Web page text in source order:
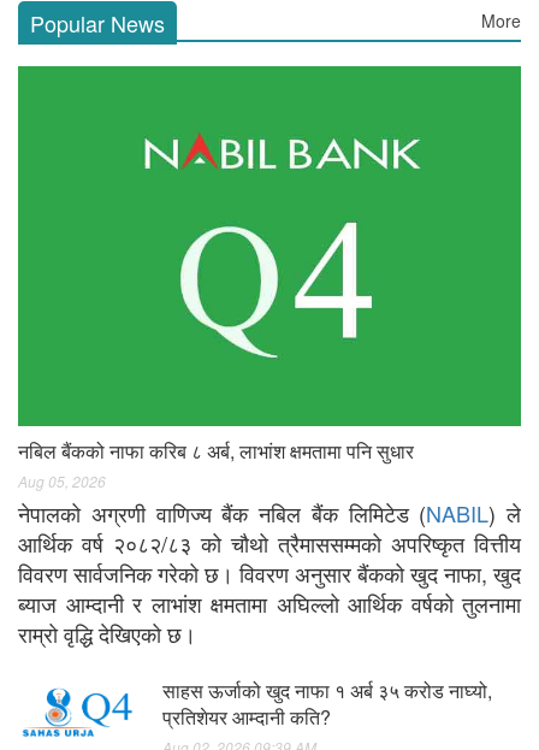
Popular News More
नबिल बैंकको नाफा करिब ८ अर्ब, लाभांश क्षमतामा पनि सुधार
Aug 05, 2026
नेपालको अग्रणी वाणिज्य बैंक नबिल बैंक लिमिटेड (NABIL) ले
आर्थिक वर्ष २०८२/८३ को चौथो त्रैमाससम्मको अपरिष्कृत वित्तीय
विवरण सार्वजनिक गरेको छ। विवरण अनुसार बैंकको खुद नाफा, खुद
ब्याज आम्दानी र लाभांश क्षमतामा अघिल्लो आर्थिक वर्षको तुलनामा
राम्रो वृद्धि देखिएको छ।
साहस ऊर्जाको खुद नाफा १ अर्ब ३५ करोड नाघ्यो,
प्रतिशेयर आम्दानी कति?